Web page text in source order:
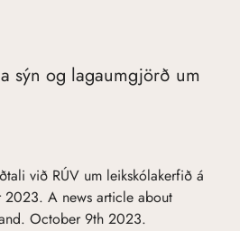
sýn og lagaumgjörð um
við RÚV um leikskólakerfið á
2023. A news article about
October 9th 2023.